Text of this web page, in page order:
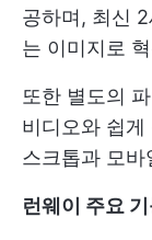
공하며, 최신
는 이미지로
또한 별도의
비디오와 쉽
스크톱과 모
런웨이 주요